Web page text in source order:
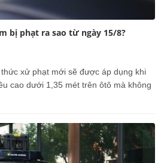
bị phạt ra sao từ ngày 15/8?
xử phạt mới sẽ được áp dụng khi
cao dưới 1,35 mét trên ôtô mà không